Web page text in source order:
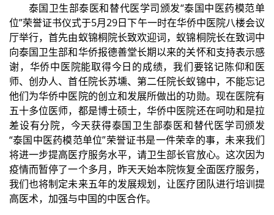
泰国卫生部泰医和替代医学司颁发“泰国中医药模范单
位”荣誉证书仪式于5月29日下午一时在华侨中医院八楼会议
厅举行，首先由蚁锦桐院长致欢迎词，蚁锦桐院长在致词中
向泰国卫生部和华侨报德善堂长期以来的关怀和支持表示感
谢，华侨中医院能取得今日的成绩，我们要铭记陈仰和医
师、创办人、首任院长苏壎、第二任院长蚁锦中，不能忘记
他们为华侨中医院的创立和发展所做出的功勋。现在医院有
五十多位医师，都是博士硕士，华侨中医院还在呵叻和是拉
差设有分院，今天获得泰国卫生部泰医和替代医学司颁发
“泰国中医药模范单位”荣誉证书是一件荣幸的事，未来我们
将进一步提高医疗服务水平，请卫生部长官放心。这次因为
疫情而暂停了一个多月，昨天天始本院恢复全面医疗服务，
我们也将制定未来五年的发展规划，让医疗团队进行培训提
高医术，加强与中国的中医合作。